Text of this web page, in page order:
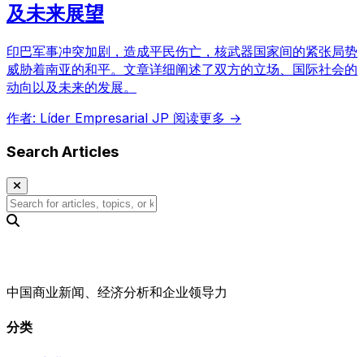
及未来展望
印巴军事冲突加剧，造成平民伤亡，核武器国家间的紧张局势
威胁着南亚的和平。文章详细阐述了双方的立场、国际社会的
动向以及未来的发展。
作者: Líder Empresarial JP 阅读更多 →
Search Articles
中国商业新闻、经济分析和企业领导力
分类